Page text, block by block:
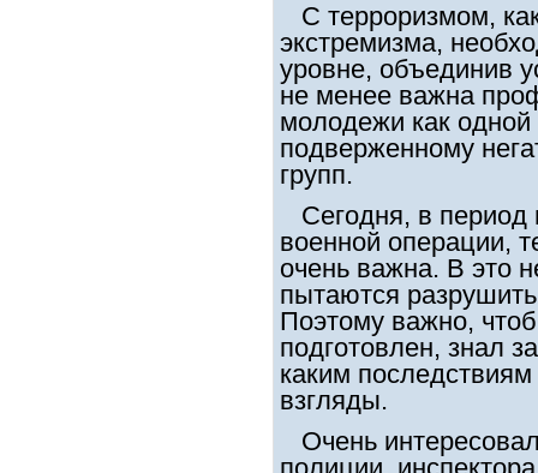
С терроризмом,
экстремизма,
уровне, объединив
не менее важна
молодежи как
подверженному
групп.
Сегодня, в период
военной операции,
очень важна. В это
пытаются
Поэтому важно,
подготовлен, знал
каким
взгляды.
Очень